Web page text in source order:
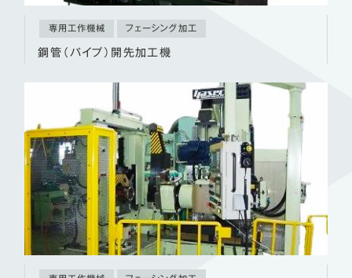
専用工作機械 フェーシング加工
鋼管（パイプ）開先加工機